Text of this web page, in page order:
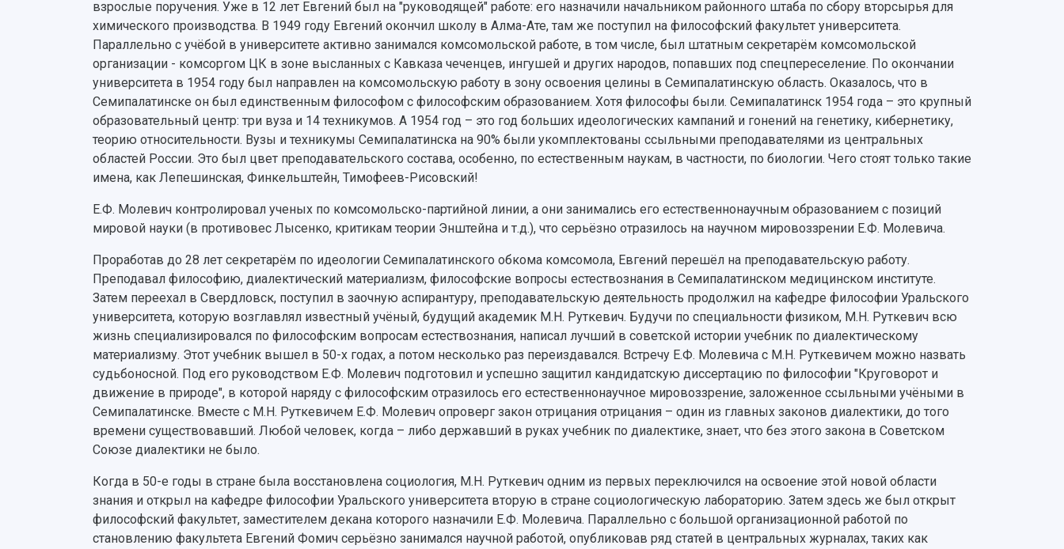
взрослые поручения. Уже в 12 лет Евгений был на "руководящей" работе: его назначили начальником районного штаба по сбору вторсырья для
химического производства. В 1949 году Евгений окончил школу в Алма-Ате, там же поступил на философский факультет университета.
Параллельно с учёбой в университете активно занимался комсомольской работе, в том числе, был штатным секретарём комсомольской
организации - комсоргом ЦК в зоне высланных с Кавказа чеченцев, ингушей и других народов, попавших под спецпереселение. По окончании
университета в 1954 году был направлен на комсомольскую работу в зону освоения целины в Семипалатинскую область. Оказалось, что в
Семипалатинске он был единственным философом с философским образованием. Хотя философы были. Семипалатинск 1954 года – это крупный
образовательный центр: три вуза и 14 техникумов. А 1954 год – это год больших идеологических кампаний и гонений на генетику, кибернетику,
теорию относительности. Вузы и техникумы Семипалатинска на 90% были укомплектованы ссыльными преподавателями из центральных
областей России. Это был цвет преподавательского состава, особенно, по естественным наукам, в частности, по биологии. Чего стоят только такие
имена, как Лепешинская, Финкельштейн, Тимофеев-Рисовский!
Е.Ф. Молевич контролировал ученых по комсомольско-партийной линии, а они занимались его естественнонаучным образованием с позиций
мировой науки (в противовес Лысенко, критикам теории Энштейна и т.д.), что серьёзно отразилось на научном мировоззрении Е.Ф. Молевича.
Проработав до 28 лет секретарём по идеологии Семипалатинского обкома комсомола, Евгений перешёл на преподавательскую работу.
Преподавал философию, диалектический материализм, философские вопросы естествознания в Семипалатинском медицинском институте.
Затем переехал в Свердловск, поступил в заочную аспирантуру, преподавательскую деятельность продолжил на кафедре философии Уральского
университета, которую возглавлял известный учёный, будущий академик М.Н. Руткевич. Будучи по специальности физиком, М.Н. Руткевич всю
жизнь специализировался по философским вопросам естествознания, написал лучший в советской истории учебник по диалектическому
материализму. Этот учебник вышел в 50-х годах, а потом несколько раз переиздавался. Встречу Е.Ф. Молевича с М.Н. Руткевичем можно назвать
судьбоносной. Под его руководством Е.Ф. Молевич подготовил и успешно защитил кандидатскую диссертацию по философии "Круговорот и
движение в природе", в которой наряду с философским отразилось его естественнонаучное мировоззрение, заложенное ссыльными учёными в
Семипалатинске. Вместе с М.Н. Руткевичем Е.Ф. Молевич опроверг закон отрицания отрицания – один из главных законов диалектики, до того
времени существовавший. Любой человек, когда – либо державший в руках учебник по диалектике, знает, что без этого закона в Советском
Союзе диалектики не было.
Когда в 50-е годы в стране была восстановлена социология, М.Н. Руткевич одним из первых переключился на освоение этой новой области
знания и открыл на кафедре философии Уральского университета вторую в стране социологическую лабораторию. Затем здесь же был открыт
философский факультет, заместителем декана которого назначили Е.Ф. Молевича. Параллельно с большой организационной работой по
становлению факультета Евгений Фомич серьёзно занимался научной работой, опубликовав ряд статей в центральных журналах, таких как